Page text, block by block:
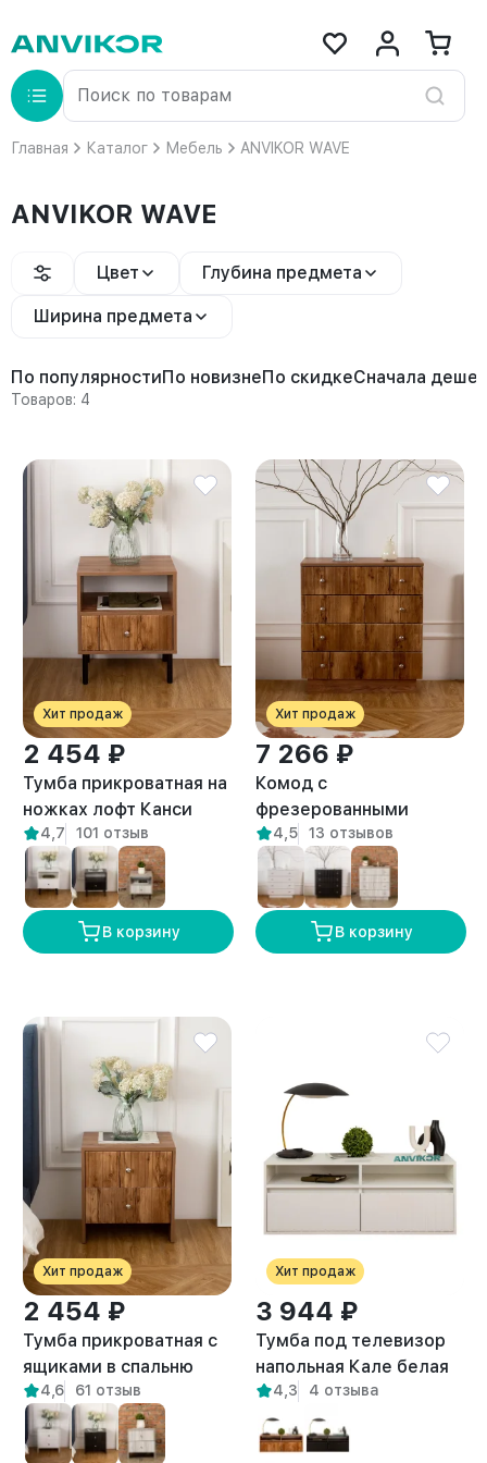
Главная Каталог Мебель ANVIKOR WAVE
ANVIKOR WAVE
Цвет Глубина предмета
Ширина предмета
По популярностиПо новизнеПо скидкеСначала
Товаров: 4
Хит продаж
2 454 ₽
Тумба прикроватная на
ножках лофт Канси
амаретто
4,7 101 отзыв
В корзину
Хит продаж
7 266 ₽
Комод с
фрезерованными
фасадами с
выдвижными ящиками
Лиму амаретто
4,5 13 отзывов
В корзину
Хит продаж
2 454 ₽
Тумба прикроватная с
ящиками в спальню
Токко амаретто
4,6 61 отзыв
Хит продаж
3 944 ₽
Тумба под телевизор
напольная Кале белая
4,3 4 отзыва